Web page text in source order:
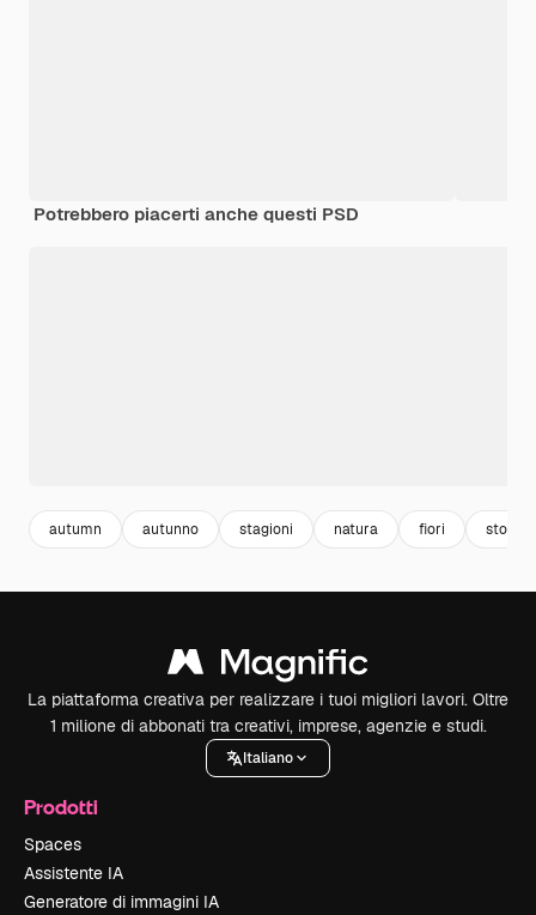
Potrebbero piacerti anche questi PSD
autumn autunno stagioni natura fiori story
La piattaforma creativa per realizzare i tuoi migliori lavori. Oltre
1 milione di abbonati tra creativi, imprese, agenzie e studi.
Italiano
Prodotti
Spaces
Assistente IA
Generatore di immagini IA